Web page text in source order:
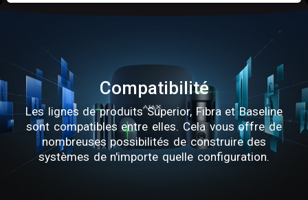
Compatibilité
Les lignes de produits Superior, Fibra et Baseline
sont compatibles entre elles. Cela vous offre de
nombreuses possibilités de construire des
systèmes de n'importe quelle configuration.